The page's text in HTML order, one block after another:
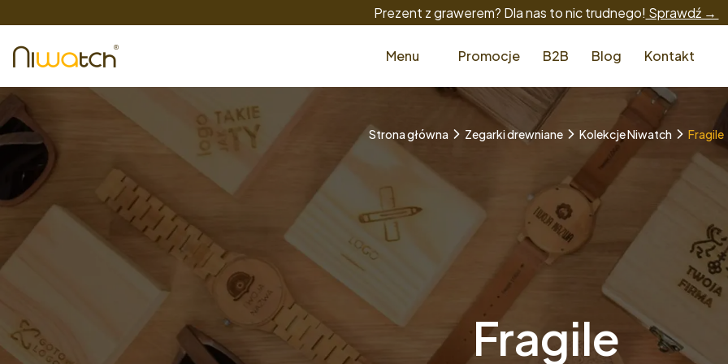
Prezent z grawerem? Dla nas to nic trudnego! Sprawdź →
Menu Promocje B2B Blog Kontakt
Strona główna Zegarki drewniane Kolekcje Niwatch Fragile
Fragile